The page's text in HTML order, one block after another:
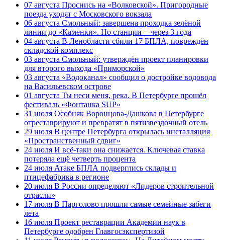
07 августа Проснись на «Волковской». Пригородные
поезда уходят с Московского вокзала
06 августа Смольный: завершена проходка зелёной
линии до «Каменки». Но станции − через 3 года
04 августа В Ленобласти сбили 17 БПЛА, повреждён
складской комплекс
03 августа Смольный: утверждён проект планировки
для второго выхода «Приморской»
03 августа «Водоканал» сообщил о достройке водовода
на Васильевском острове
01 августа Ты неси меня, река. В Петербурге прошёл
фестиваль «Фонтанка SUP»
31 июля Особняк Воронцова-Дашкова в Петербурге
отреставрируют и превратят в пятизвездочный отель
29 июля В центре Петербурга открылась инсталляция
«Пространственный сдвиг»
24 июля И всё-таки она снижается. Ключевая ставка
потеряла ещё четверть процента
24 июля Атаке БПЛА подверглись склады и
птицефабрика в регионе
20 июля В России определяют «Лидеров строительной
отрасли»
17 июля В Парголово прошли самые семейные забеги
лета
16 июля Проект реставрации Академии наук в
Петербурге одобрен Главгосэкспертизой